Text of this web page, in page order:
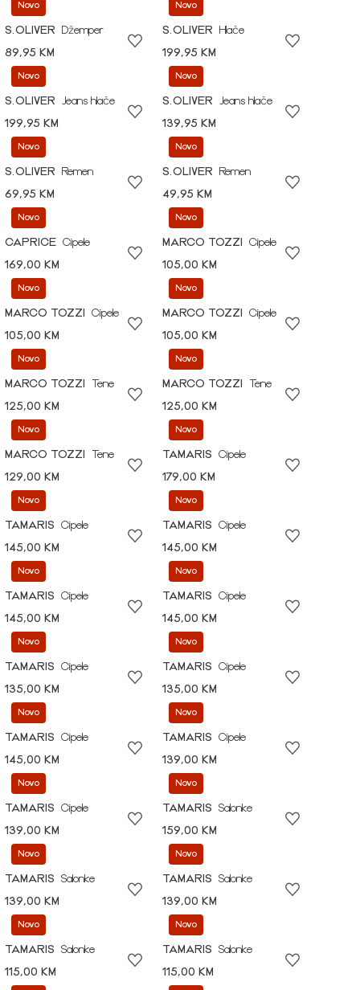
Novo
S.OLIVER
Džemper
89,95 KM
Novo
S.OLIVER
Hlače
199,95 KM
Novo
S.OLIVER
Jeans hlače
199,95 KM
Novo
S.OLIVER
Jeans hlače
139,95 KM
Novo
S.OLIVER
Remen
69,95 KM
Novo
S.OLIVER
Remen
49,95 KM
Novo
CAPRICE Cipele
169,00 KM
Novo
MARCO TOZZI
Cipele
105,00 KM
Novo
MARCO TOZZI
Cipele
105,00 KM
Novo
MARCO TOZZI
Cipele
105,00 KM
Novo
MARCO TOZZI
Tene
125,00 KM
Novo
MARCO TOZZI
Tene
125,00 KM
Novo
MARCO TOZZI
Tene
129,00 KM
Novo
TAMARIS
Cipele
179,00 KM
Novo
TAMARIS
Cipele
145,00 KM
Novo
TAMARIS
Cipele
145,00 KM
Novo
TAMARIS
Cipele
145,00 KM
Novo
TAMARIS
Cipele
145,00 KM
Novo
TAMARIS
Cipele
135,00 KM
Novo
TAMARIS
Cipele
135,00 KM
Novo
TAMARIS
Cipele
145,00 KM
Novo
TAMARIS
Cipele
139,00 KM
Novo
TAMARIS
Cipele
139,00 KM
Novo
TAMARIS
Salonke
159,00 KM
Novo
TAMARIS
Salonke
139,00 KM
Novo
TAMARIS
Salonke
139,00 KM
Novo
TAMARIS
Salonke
115,00 KM
Novo
TAMARIS
Salonke
115,00 KM